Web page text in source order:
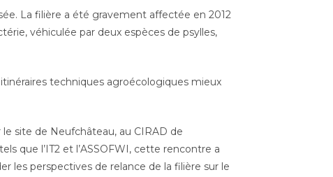
La filière a été gravement affectée en 2012
véhiculée par deux espèces de psylles,
techniques agroécologiques mieux
le site de Neufchâteau, au CIRAD de
que l’IT2 et l’ASSOFWI, cette rencontre a
les perspectives de relance de la filière sur le